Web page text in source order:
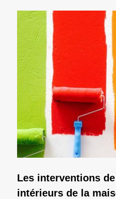
Les interventions
intérieurs de la